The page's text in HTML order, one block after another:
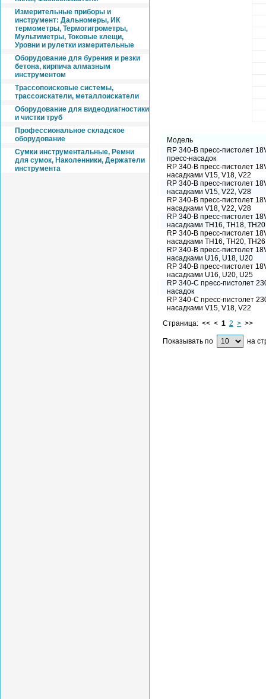
Измерительные приборы и
инструмент: Дальномеры, ИК
термометры, Термогигрометры,
Мультиметры, Токовые клещи,
Уровни и рулетки измерительные
Оборудование для бурения и резки
бетона, кирпича алмазным
инструментом
Трассопоисковые системы,
трассоискатели, металлоискатели
Оборудование для видеодиагностики
и чистки труб
Профессиональное складское
оборудование
Cумки инструментальные, Ремни
для сумок, Наколенники, Держатели
инструмента
Модель
RP 340-В пресс-пистолет
пресс-насадок
RP 340-В пресс-пистолет
насадками V15, V18, V22
RP 340-В пресс-пистолет
насадками V15, V22, V28
RP 340-В пресс-пистолет
насадками V18, V22, V28
RP 340-В пресс-пистолет
насадками TH16, TH18, TH20
RP 340-В пресс-пистолет
насадками TH16, TH20, TH26
RP 340-В пресс-пистолет
насадками U16, U18, U20
RP 340-В пресс-пистолет
насадками U16, U20, U25
RP 340-C пресс-пистолет
насадок
RP 340-C пресс-пистолет
насадками V15, V18, V22
Страница: << < 1 2 > >>
Показывать по на